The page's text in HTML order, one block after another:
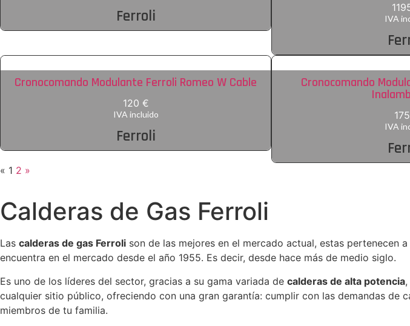
Ferroli IVA
Cronocomando Modulante Ferroli Romeo W Cable
120 €
IVA incluido
Ferroli
Cronocomando
IVA
« 1 2 »
Calderas de Gas Ferroli
Las calderas de gas Ferroli son de las mejores en el mercado actual, estas pertenecen
encuentra en el mercado desde el año 1955. Es decir, desde hace más de medio siglo.
Es uno de los líderes del sector, gracias a su gama variada de calderas de alta potencia
cualquier sitio público, ofreciendo con una gran garantía: cumplir con las demandas
miembros de tu familia.